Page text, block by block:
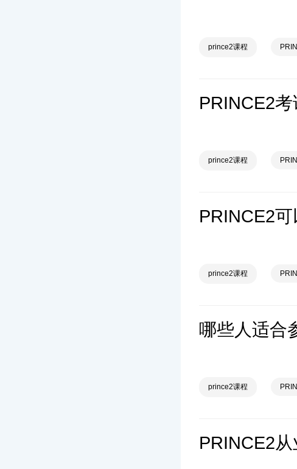
prince2课程
PRINCE2
prince2课程
PRINCE2
prince2课程
哪些人适合
prince2课程
PRINCE2